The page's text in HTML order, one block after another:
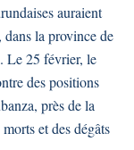
auraient
la province de
Le 25 février, le
des positions
près de la
et des dégâts